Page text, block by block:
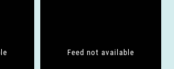
Feed not available